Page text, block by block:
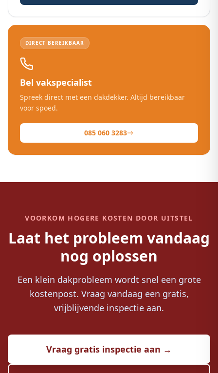
DIRECT BEREIKBAAR
Bel vakspecialist
Spreek direct met een dakdekker. Altijd bereikbaar
voor spoed.
085 060 3283
VOORKOM HOGERE KOSTEN DOOR UITSTEL
Laat het probleem vandaag
nog oplossen
Een klein dakprobleem wordt snel een grote
kostenpost. Vraag vandaag een gratis,
vrijblijvende inspectie aan.
Vraag gratis inspectie aan →